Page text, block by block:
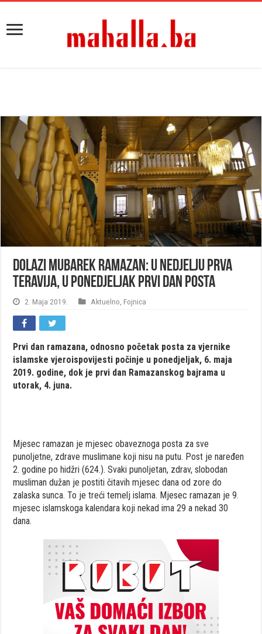
DOLAZI MUBAREK RAMAZAN: U NEDJELJU PRVA
TERAVIJA, U PONEDJELJAK PRVI DAN POSTA
2. Maja 2019. Aktuelno Fojnica
Prvi dan ramazana, odnosno početak posta za vjernike
islamske vjeroispovijesti počinje u ponedjeljak, 6. maja
2019. godine, dok je prvi dan Ramazanskog bajrama u
utorak, 4. juna.
Mjesec ramazan je mjesec obaveznoga posta za sve
punoljetne, zdrave muslimane koji nisu na putu. Post je naređen
2. godine po hidžri (624.). Svaki punoljetan, zdrav, slobodan
musliman dužan je postiti čitavih mjesec dana od zore do
zalaska sunca. To je treći temelj islama. Mjesec ramazan je 9.
mjesec islamskoga kalendara koji nekad ima 29 a nekad 30
dana.